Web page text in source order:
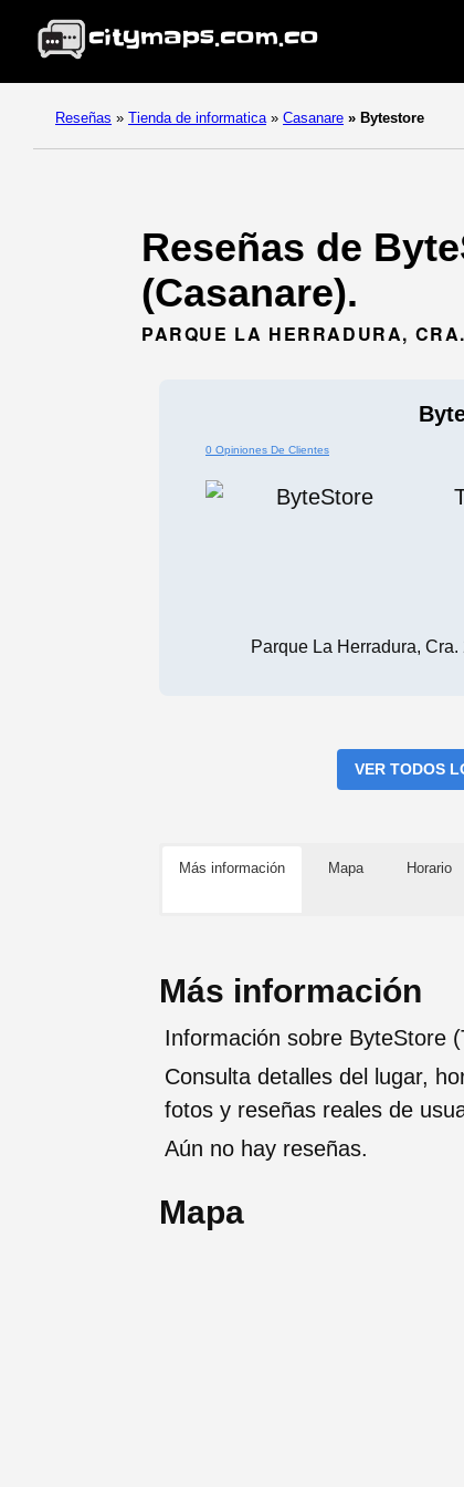
Reseñas » Tienda de informatica » Casanare » Bytestore
Reseñas de
(Casanare).
PARQUE LA HERRADURA,
0 Opiniones De Clientes
Parque La Herradura,
VER TODOS
Más información Mapa Horario
Más información
Información sobre ByteStore
Consulta detalles del lugar,
fotos y reseñas reales de
Aún no hay reseñas.
Mapa